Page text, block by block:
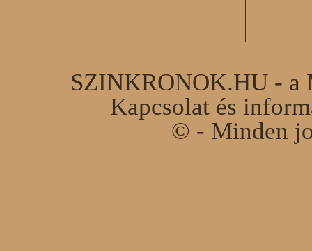
SZINKRONOK.HU - a
Kapcsolat és
© - Minden